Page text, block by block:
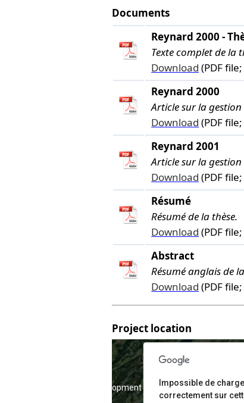
Documents
Reynard 2000 -
Texte complet de la
Download (PDF
Reynard 2000
Article sur la
Download (PDF
Reynard 2001
Article sur la
Download (PDF
Résumé
Résumé de la thèse.
Download (PDF
Abstract
Résumé anglais de
Download (PDF
Project location
For development purposes only
Impossible de
correctement sur